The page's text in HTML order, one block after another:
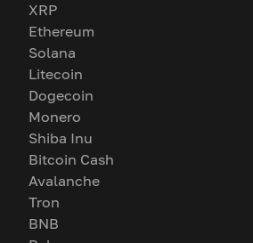
XRP
Ethereum
Solana
Litecoin
Dogecoin
Monero
Shiba Inu
Bitcoin Cash
Avalanche
Tron
BNB